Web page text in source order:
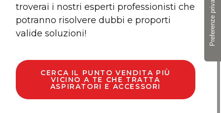
troverai i nostri esperti professionisti che
potranno risolvere dubbi e proporti
valide soluzioni!
CERCA IL PUNTO VENDITA PIÙ
VICINO A TE CHE TRATTA
ASPIRATORI E ACCESSORI